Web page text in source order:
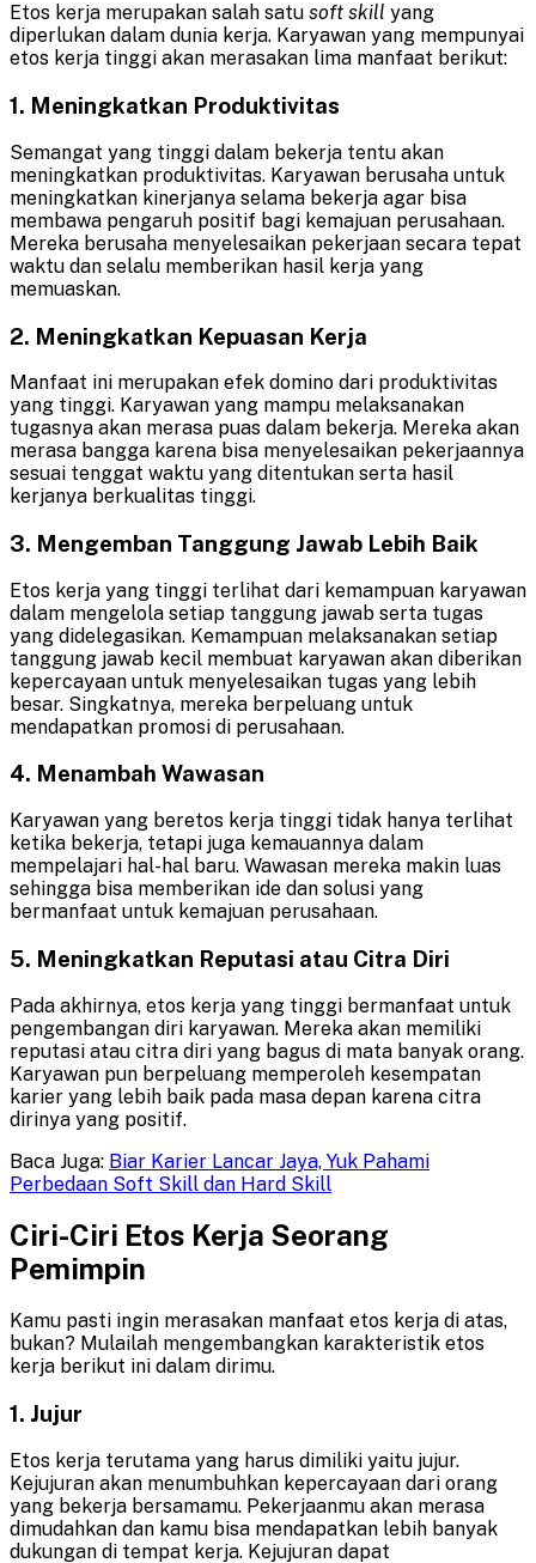
Etos kerja merupakan salah satu soft skill yang
diperlukan dalam dunia kerja. Karyawan yang mempunyai
etos kerja tinggi akan merasakan lima manfaat berikut:
1. Meningkatkan Produktivitas
Semangat yang tinggi dalam bekerja tentu akan
meningkatkan produktivitas. Karyawan berusaha untuk
meningkatkan kinerjanya selama bekerja agar bisa
membawa pengaruh positif bagi kemajuan perusahaan.
Mereka berusaha menyelesaikan pekerjaan secara tepat
waktu dan selalu memberikan hasil kerja yang
memuaskan.
2. Meningkatkan Kepuasan Kerja
Manfaat ini merupakan efek domino dari produktivitas
yang tinggi. Karyawan yang mampu melaksanakan
tugasnya akan merasa puas dalam bekerja. Mereka akan
merasa bangga karena bisa menyelesaikan pekerjaannya
sesuai tenggat waktu yang ditentukan serta hasil
kerjanya berkualitas tinggi.
3. Mengemban Tanggung Jawab Lebih Baik
Etos kerja yang tinggi terlihat dari kemampuan karyawan
dalam mengelola setiap tanggung jawab serta tugas
yang didelegasikan. Kemampuan melaksanakan setiap
tanggung jawab kecil membuat karyawan akan diberikan
kepercayaan untuk menyelesaikan tugas yang lebih
besar. Singkatnya, mereka berpeluang untuk
mendapatkan promosi di perusahaan.
4. Menambah Wawasan
Karyawan yang beretos kerja tinggi tidak hanya terlihat
ketika bekerja, tetapi juga kemauannya dalam
mempelajari hal-hal baru. Wawasan mereka makin luas
sehingga bisa memberikan ide dan solusi yang
bermanfaat untuk kemajuan perusahaan.
5. Meningkatkan Reputasi atau Citra Diri
Pada akhirnya, etos kerja yang tinggi bermanfaat untuk
pengembangan diri karyawan. Mereka akan memiliki
reputasi atau citra diri yang bagus di mata banyak orang.
Karyawan pun berpeluang memperoleh kesempatan
karier yang lebih baik pada masa depan karena citra
dirinya yang positif.
Baca Juga: Biar Karier Lancar Jaya, Yuk Pahami
Perbedaan Soft Skill dan Hard Skill
Ciri-Ciri Etos Kerja Seorang
Pemimpin
Kamu pasti ingin merasakan manfaat etos kerja di atas,
bukan? Mulailah mengembangkan karakteristik etos
kerja berikut ini dalam dirimu.
1. Jujur
Etos kerja terutama yang harus dimiliki yaitu jujur.
Kejujuran akan menumbuhkan kepercayaan dari orang
yang bekerja bersamamu. Pekerjaanmu akan merasa
dimudahkan dan kamu bisa mendapatkan lebih banyak
dukungan di tempat kerja. Kejujuran dapat